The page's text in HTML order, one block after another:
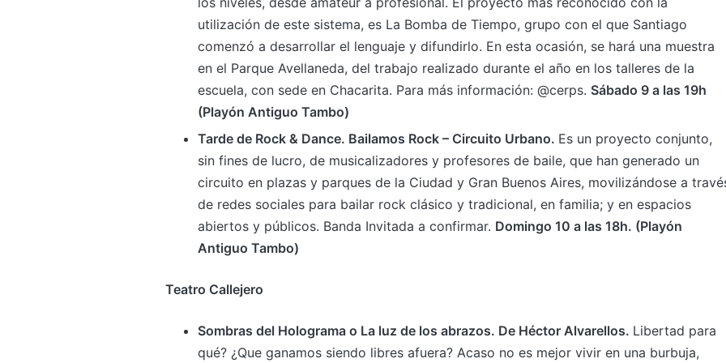
utilización de este sistema, es La Bomba de Tiempo, grupo con el que Santiago
comenzó a desarrollar el lenguaje y difundirlo. En esta ocasión, se hará una muestra
en el Parque Avellaneda, del trabajo realizado durante el año en los talleres de la
escuela, con sede en Chacarita. Para más información: @cerps. Sábado 9 a las 19h
(Playón Antiguo Tambo)
Tarde de Rock & Dance. Bailamos Rock – Circuito Urbano. Es un proyecto conjunto,
sin fines de lucro, de musicalizadores y profesores de baile, que han generado un
circuito en plazas y parques de la Ciudad y Gran Buenos Aires, movilizándose a
de redes sociales para bailar rock clásico y tradicional, en familia; y en espacios
abiertos y públicos. Banda Invitada a confirmar. Domingo 10 a las 18h. (Playón
Antiguo Tambo)
Teatro Callejero
Sombras del Holograma o La luz de los abrazos. De Héctor Alvarellos. Libertad para
qué? ¿Que ganamos siendo libres afuera? Acaso no es mejor vivir en una burbuja,